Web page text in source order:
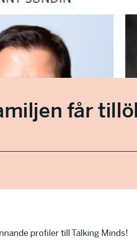
får
profiler till Talking Minds!